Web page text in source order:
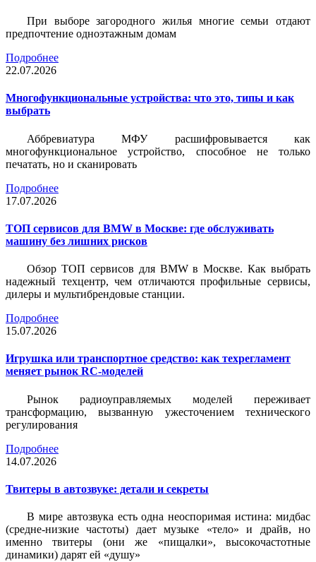
При выборе загородного жилья многие семьи отдают
предпочтение одноэтажным домам
Подробнее
22.07.2026
Многофункциональные устройства: что это, типы и как
выбрать
Аббревиатура МФУ расшифровывается как
многофункциональное устройство, способное не только
печатать, но и сканировать
Подробнее
17.07.2026
ТОП сервисов для BMW в Москве: где обслуживать
машину без лишних рисков
Обзор ТОП сервисов для BMW в Москве. Как выбрать
надежный техцентр, чем отличаются профильные сервисы,
дилеры и мультибрендовые станции.
Подробнее
15.07.2026
Игрушка или транспортное средство: как техрегламент
меняет рынок RC-моделей
Рынок радиоуправляемых моделей переживает
трансформацию, вызванную ужесточением технического
регулирования
Подробнее
14.07.2026
Твитеры в автозвуке: детали и секреты
В мире автозвука есть одна неоспоримая истина: мидбас
(средне-низкие частоты) дает музыке «тело» и драйв, но
именно твитеры (они же «пищалки», высокочастотные
динамики) дарят ей «душу»